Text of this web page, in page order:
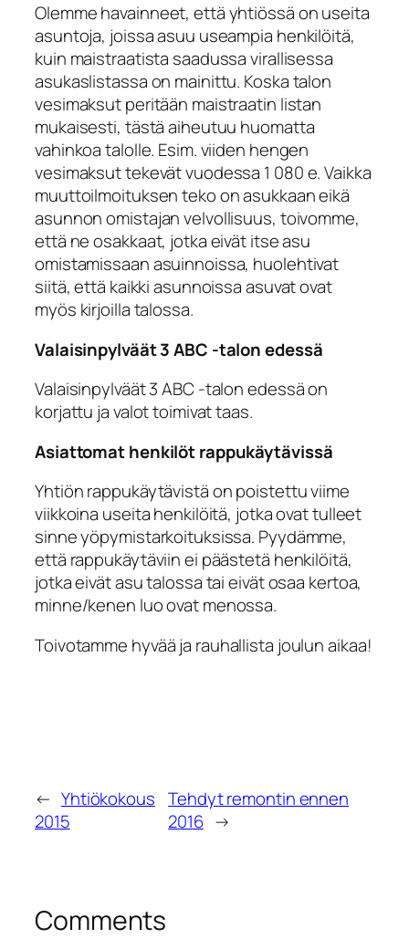
Olemme havainneet, että yhtiössä on useita
asuntoja, joissa asuu useampia henkilöitä,
kuin maistraatista saadussa virallisessa
asukaslistassa on mainittu. Koska talon
vesimaksut peritään maistraatin listan
mukaisesti, tästä aiheutuu huomatta
vahinkoa talolle. Esim. viiden hengen
vesimaksut tekevät vuodessa 1 080 e. Vaikka
muuttoilmoituksen teko on asukkaan eikä
asunnon omistajan velvollisuus, toivomme,
että ne osakkaat, jotka eivät itse asu
omistamissaan asuinnoissa, huolehtivat
siitä, että kaikki asunnoissa asuvat ovat
myös kirjoilla talossa.
Valaisinpylväät 3 ABC -talon edessä
Valaisinpylväät 3 ABC -talon edessä on
korjattu ja valot toimivat taas.
Asiattomat henkilöt rappukäytävissä
Yhtiön rappukäytävistä on poistettu viime
viikkoina useita henkilöitä, jotka ovat tulleet
sinne yöpymistarkoituksissa. Pyydämme,
että rappukäytäviin ei päästetä henkilöitä,
jotka eivät asu talossa tai eivät osaa kertoa,
minne/kenen luo ovat menossa.
Toivotamme hyvää ja rauhallista joulun aikaa!
← Yhtiökokous
2015
Tehdyt remontin ennen
2016 →
Comments